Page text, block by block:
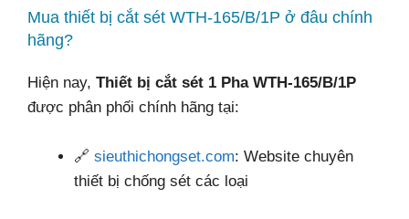
Mua thiết bị cắt sét WTH-165/B/1P ở đâu chính
hãng?
Hiện nay, Thiết bị cắt sét 1 Pha WTH-165/B/1P
được phân phối chính hãng tại:
🔗 sieuthichongset.com: Website chuyên
thiết bị chống sét các loại